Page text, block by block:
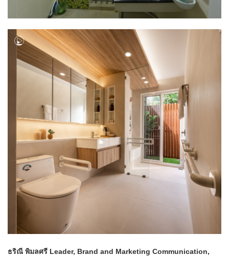
ธริณี พิมลศรี Leader, Brand and Marketing Communication,